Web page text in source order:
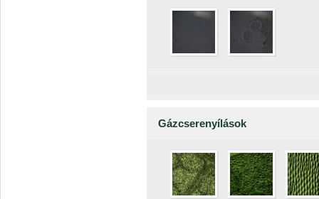
Gázcserenyílások